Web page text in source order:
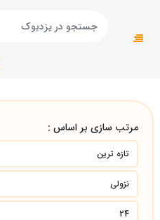
صفحه اصلی
مرتب سازی بر اساس :